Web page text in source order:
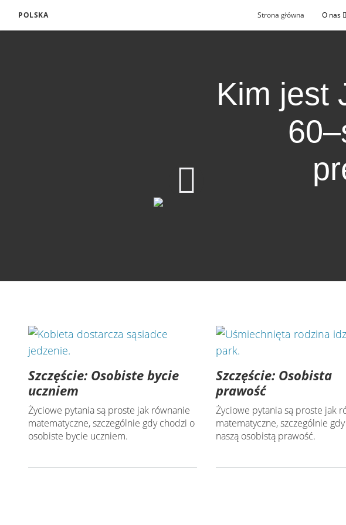
POLSKA Strona główna O nas
Kim jest
Szczęście: Osobiste bycie
uczniem
Życiowe pytania są proste jak równanie
matematyczne, szczególnie gdy chodzi o
osobiste bycie uczniem.
Szczęście: Osobista
prawość
Życiowe pytania są proste jak
matematyczne, szczególnie
naszą osobistą prawość.